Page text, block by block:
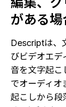
がある場
Descriptは、
びビデオエデ
音を文字起こ
でオーディオ
起こしから段